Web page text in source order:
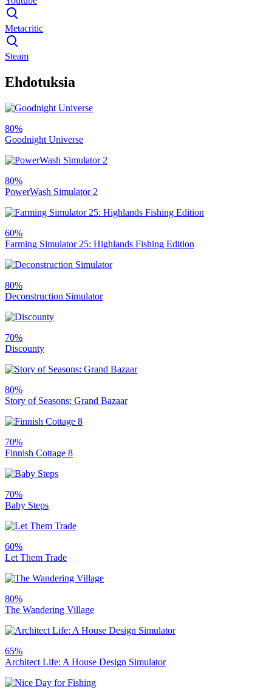
Metacritic
Steam
Ehdotuksia
80%
Goodnight Universe
80%
PowerWash Simulator 2
60%
Farming Simulator 25: Highlands Fishing Edition
80%
Deconstruction Simulator
70%
Discounty
80%
Story of Seasons: Grand Bazaar
70%
Finnish Cottage 8
70%
Baby Steps
60%
Let Them Trade
80%
The Wandering Village
65%
Architect Life: A House Design Simulator